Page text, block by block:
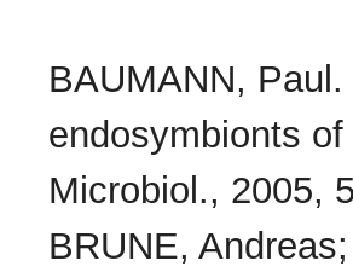
BAUMANN,
endosymbionts
Microbiol., 2005,
BRUNE,